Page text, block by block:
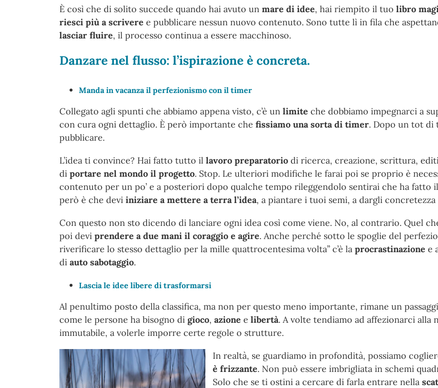
È così che di solito succede quando hai avuto un mare di idee, hai riempito il tuo libro
riesci più a scrivere e pubblicare nessun nuovo contenuto. Sono tutte lì in fila che
lasciar fluire, il processo continua a essere macchinoso.
Danzare nel flusso: l’ispirazione è concreta.
Manda in vacanza il perfezionismo con il timer
Collegato agli spunti che abbiamo appena visto, c’è un limite che dobbiamo impegnarci a
con cura ogni dettaglio. È però importante che fissiamo una sorta di timer. Dopo un tot di
pubblicare.
L’idea ti convince? Hai fatto tutto il lavoro preparatorio di ricerca, creazione, scrittura,
di portare nel mondo il progetto. Stop. Le ulteriori modifiche le farai poi se proprio è
contenuto per un po’ e a posteriori dopo qualche tempo rileggendolo sentirai che ha fatto
però è che devi iniziare a mettere a terra l’idea, a piantare i tuoi semi, a dargli
Con questo non sto dicendo di lanciare ogni idea così come viene. No, al contrario. Quel
poi devi prendere a due mani il coraggio e agire. Anche perché sotto le spoglie del
riverificare lo stesso dettaglio per la mille quattrocentesima volta” c’è la procrastinazione e
di auto sabotaggio.
Lascia le idee libere di trasformarsi
Al penultimo posto della classifica, ma non per questo meno importante, rimane un
come le persone ha bisogno di gioco, azione e libertà. A volte tendiamo ad affezionarci alla
immutabile, a volerle imporre certe regole o strutture.
In realtà, se guardiamo in profondità, possiamo
è frizzante. Non può essere imbrigliata in schemi
Solo che se ti ostini a cercare di farla entrare nella